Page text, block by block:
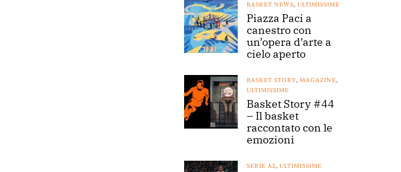
BASKET NEWS, ULTIMISSIME
Piazza Paci a
canestro con
un’opera d’arte a
cielo aperto
BASKET STORY, MAGAZINE,
ULTIMISSIME
Basket Story #44
– Il basket
raccontato con le
emozioni
SERIE A2, ULTIMISSIME